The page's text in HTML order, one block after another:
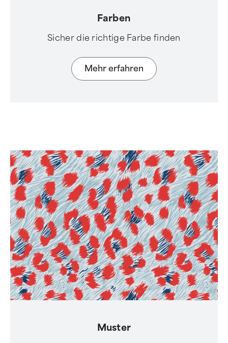
Farben
Sicher die richtige Farbe finden
Mehr erfahren
Muster